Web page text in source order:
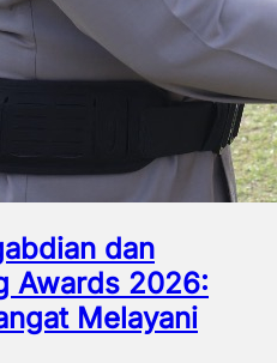
dan
Awards 2026:
Melayani